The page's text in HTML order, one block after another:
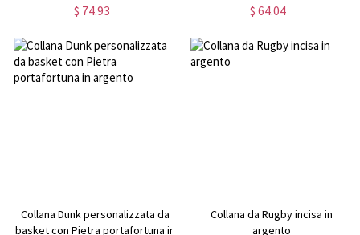
$ 74.93 $ 64.04
Collana Dunk personalizzata da
basket con Pietra portafortuna in
Collana da Rugby incisa in
argento